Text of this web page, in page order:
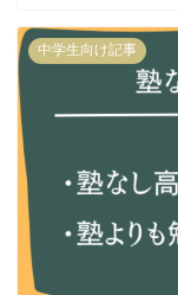
中学生向け記事